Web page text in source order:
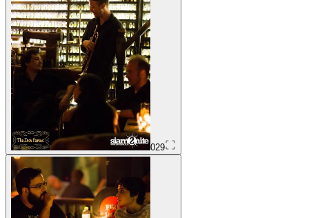
029